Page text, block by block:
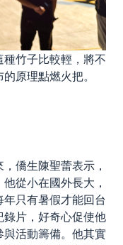
竹子比較輕，將不
的原理點燃火把。
僑生陳聖蕾表示，
從小在國外長大，
只有暑假才能回台
片，好奇心促使他
活動籌備。他其實